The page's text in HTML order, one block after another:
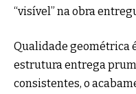
“visível” na obra
Qualidade geométrica
estrutura entrega
consistentes, o